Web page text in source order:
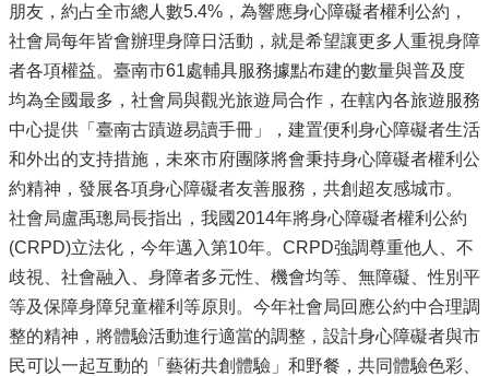
朋友，約占全市總人數5.4%，為響應身心障礙者權利公約，
社會局每年皆會辦理身障日活動，就是希望讓更多人重視身障
者各項權益。臺南市61處輔具服務據點布建的數量與普及度
均為全國最多，社會局與觀光旅遊局合作，在轄內各旅遊服務
中心提供「臺南古蹟遊易讀手冊」，建置便利身心障礙者生活
和外出的支持措施，未來市府團隊將會秉持身心障礙者權利公
約精神，發展各項身心障礙者友善服務，共創超友感城市。
社會局盧禹璁局長指出，我國2014年將身心障礙者權利公約
(CRPD)立法化，今年邁入第10年。CRPD強調尊重他人、不
歧視、社會融入、身障者多元性、機會均等、無障礙、性別平
等及保障身障兒童權利等原則。今年社會局回應公約中合理調
整的精神，將體驗活動進行適當的調整，設計身心障礙者與市
民可以一起互動的「藝術共創體驗」和野餐，共同體驗色彩、